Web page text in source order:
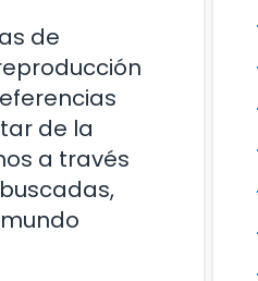
de
de la
a través